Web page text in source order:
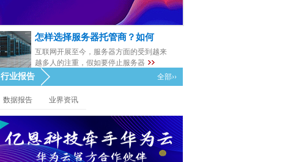
怎样选择服务器托管商？如何
互联网开展至今，服务器方面的受到越来
越多人的注重，假如要停止服务器
行业报告 全部››
数据报告 业界资讯